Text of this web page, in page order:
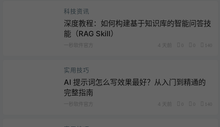
科技资讯
深度教程：如何构建基于知识库的智能问答技
能（RAG Skill）
一秒软件官方 140
实用技巧
AI 提示词怎么写效果最好？从入门到精通的
完整指南
一秒软件官方 140